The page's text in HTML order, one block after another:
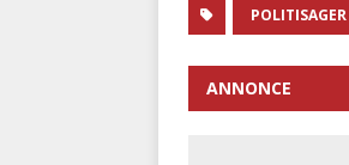
POLITISAGER
ANNONCE